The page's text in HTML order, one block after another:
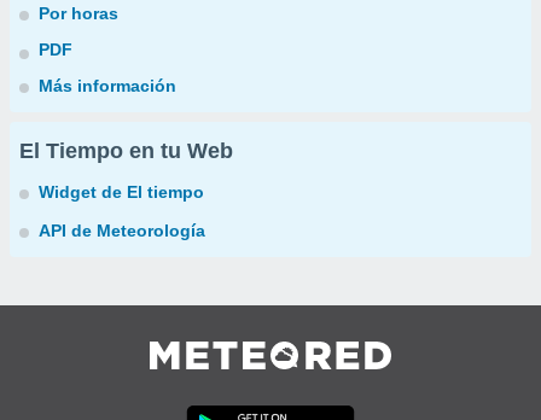
Por horas
PDF
Más información
El Tiempo en tu Web
Widget de El tiempo
API de Meteorología